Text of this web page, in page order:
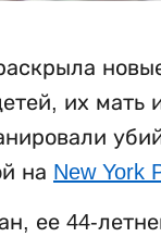
их
на New York
ее 44-